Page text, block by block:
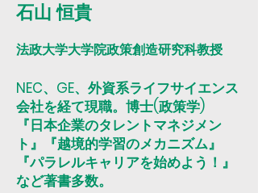
石山 恒貴
法政大学大学院政策創造研究科教授
NEC、GE、外資系ライフサイエンス
会社を経て現職。博士(政策学)
『日本企業のタレントマネジメン
ト』『越境的学習のメカニズム』
『パラレルキャリアを始めよう！』
など著書多数。